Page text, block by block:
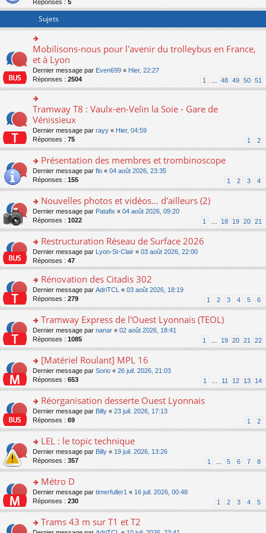
er
s
s
a
g
e
n
o
n
lu
le
pl
u
s
ré
c
e
Réponses : 5
Sujets
o
n
ult
er
le
m
s
s
a
g
n
o
n
lu
le
pl
u
c
e
nt
Mobilisons-nous pour l'avenir du trolleybus en France,
et à Lyon
Dernier message par Even699 « Hier, 22:27
Réponses : 2504 1 48 49 50 51
o
n
ult
er
le
m
e
s
s
a
g
e
n
o
n
lu
le
pl
u
s
ré
nt
Tramway T8 : Vaulx-en-Velin la Soie - Gare de
Vénissieux
Dernier message par rayy « Hier, 04:59
Réponses : 75 1 2
o
n
s
ult
er
le
m
e
s
s
a
g
e
n
o
le
pl
u
s
ré
c
e
Présentation des membres et trombinoscope
Dernier message par flo « 04 août 2026, 23:35
Réponses : 155 1 2 3 4
o
n
s
ult
er
le
m
s
s
a
g
e
n
o
le
pl
u
s
ré
c
e
Nouvelles photos et vidéos... d'ailleurs (2)
Dernier message par Patafix « 04 août 2026, 09:20
Réponses : 1022 1 18 19 20 21
o
n
s
ult
er
le
s
s
a
g
e
n
o
le
pl
u
s
ré
c
e
Restructuration Réseau de Surface 2026
Dernier message par Lyon-St-Clair « 03 août 2026, 22:00
Réponses : 47
o
n
s
ult
er
le
m
e
s
s
a
g
n
o
n
lu
le
pl
u
s
c
e
nt
Rénovation des Citadis 302
Dernier message par AdriTCL « 03 août 2026, 18:19
Réponses : 279 1 2 3 4 5 6
o
n
s
ult
er
le
m
e
s
s
a
g
n
o
n
lu
le
pl
u
s
c
Tramway Express de l'Ouest Lyonnais (TEOL)
Dernier message par nanar « 02 août 2026, 18:41
Réponses : 1085 1 19 20 21 22
o
n
s
ult
er
le
m
e
s
s
a
g
n
o
n
lu
le
pl
[Matériel Roulant] MPL 16
Dernier message par Sorio « 26 juil. 2026, 21:03
Réponses : 653 1 11 12 13 14
o
n
s
ult
er
le
m
e
s
s
a
g
n
Réorganisation desserte Ouest Lyonnais
Dernier message par Billy « 23 juil. 2026, 17:13
Réponses : 69 1 2
o
n
s
ult
er
le
m
e
s
LEL : le topic technique
Dernier message par Billy « 19 juil. 2026, 13:26
Réponses : 357 1 5 6 7 8
o
n
s
ult
er
Métro D
Dernier message par timerfuller1 « 16 juil. 2026, 00:48
Réponses : 230 1 2 3 4 5
Trams 43 m sur T1 et T2